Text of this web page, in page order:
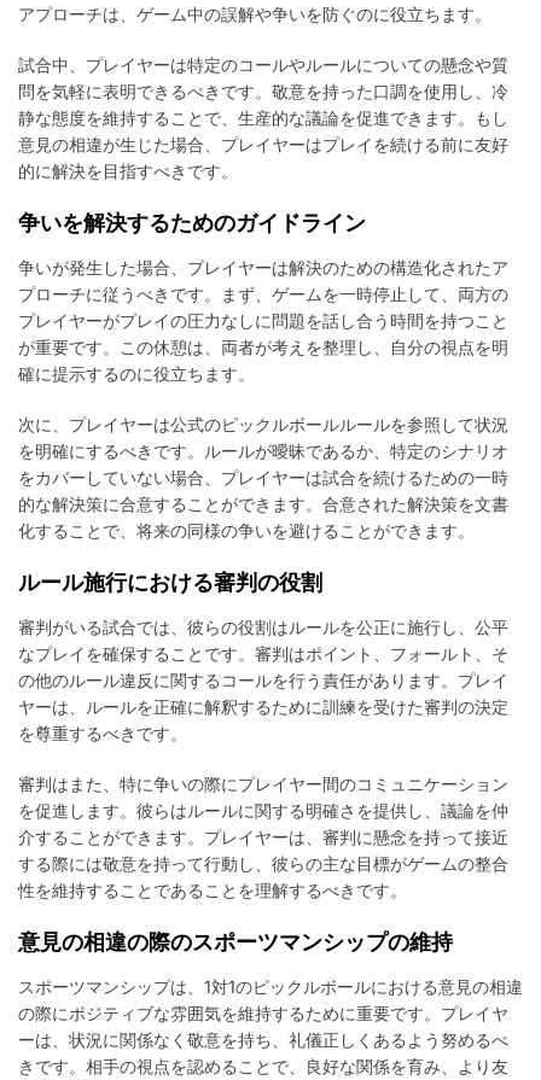
アプローチは、ゲーム中の誤解や争いを防ぐのに役立ちます。
試合中、プレイヤーは特定のコールやルールについての懸念や質
問を気軽に表明できるべきです。敬意を持った口調を使用し、冷
静な態度を維持することで、生産的な議論を促進できます。もし
意見の相違が生じた場合、プレイヤーはプレイを続ける前に友好
的に解決を目指すべきです。
争いを解決するためのガイドライン
争いが発生した場合、プレイヤーは解決のための構造化されたア
プローチに従うべきです。まず、ゲームを一時停止して、両方の
プレイヤーがプレイの圧力なしに問題を話し合う時間を持つこと
が重要です。この休憩は、両者が考えを整理し、自分の視点を明
確に提示するのに役立ちます。
次に、プレイヤーは公式のピックルボールルールを参照して状況
を明確にするべきです。ルールが曖昧であるか、特定のシナリオ
をカバーしていない場合、プレイヤーは試合を続けるための一時
的な解決策に合意することができます。合意された解決策を文書
化することで、将来の同様の争いを避けることができます。
ルール施行における審判の役割
審判がいる試合では、彼らの役割はルールを公正に施行し、公平
なプレイを確保することです。審判はポイント、フォールト、そ
の他のルール違反に関するコールを行う責任があります。プレイ
ヤーは、ルールを正確に解釈するために訓練を受けた審判の決定
を尊重するべきです。
審判はまた、特に争いの際にプレイヤー間のコミュニケーション
を促進します。彼らはルールに関する明確さを提供し、議論を仲
介することができます。プレイヤーは、審判に懸念を持って接近
する際には敬意を持って行動し、彼らの主な目標がゲームの整合
性を維持することであることを理解するべきです。
意見の相違の際のスポーツマンシップの維持
スポーツマンシップは、1対1のピックルボールにおける意見の相違
の際にポジティブな雰囲気を維持するために重要です。プレイヤ
ーは、状況に関係なく敬意を持ち、礼儀正しくあるよう努めるべ
きです。相手の視点を認めることで、良好な関係を育み、より友